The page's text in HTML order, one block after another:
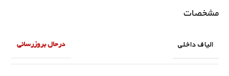
مشخصات
الیاف داخلی درحال بروزرسانی